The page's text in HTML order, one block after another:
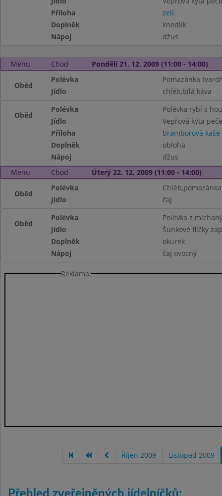
Příloha
zelí
Doplněk
knedlík
Nápoj
džus
Menu Chod Pondělí 21. 12. 2009 (11:00 - 14:00)
Oběd
Polévka
Pomazánka
Jídlo
chléb,bílá káva
Oběd
Polévka
Polévka rybí s
Jídlo
Vepřová kýta
Příloha
bramborová kaše
Doplněk
obloha
Nápoj
džus
Menu
Chod Úterý 22. 12. 2009 (11:00 - 14:00)
Oběd
Polévka
Jídlo
čaj
Oběd
Polévka
Polévka z
Jídlo
Šunkové flíčky
Doplněk
okurek
Nápoj
čaj ovocný
Reklama:
Říjen 2009 Listopad 2009